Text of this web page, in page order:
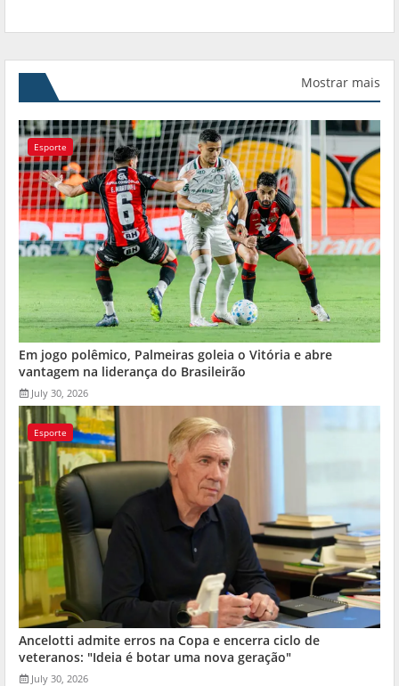
Mostrar mais
Esporte
Em jogo polêmico, Palmeiras goleia o Vitória e abre
vantagem na liderança do Brasileirão
July 30, 2026
Esporte
Ancelotti admite erros na Copa e encerra ciclo de
veteranos: "Ideia é botar uma nova geração"
July 30, 2026